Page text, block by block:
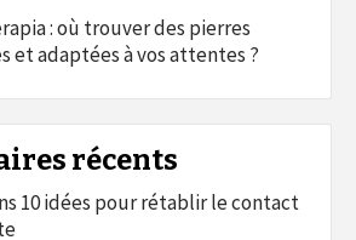
: où trouver des pierres
et adaptées à vos attentes ?
récents
10 idées pour rétablir le contact